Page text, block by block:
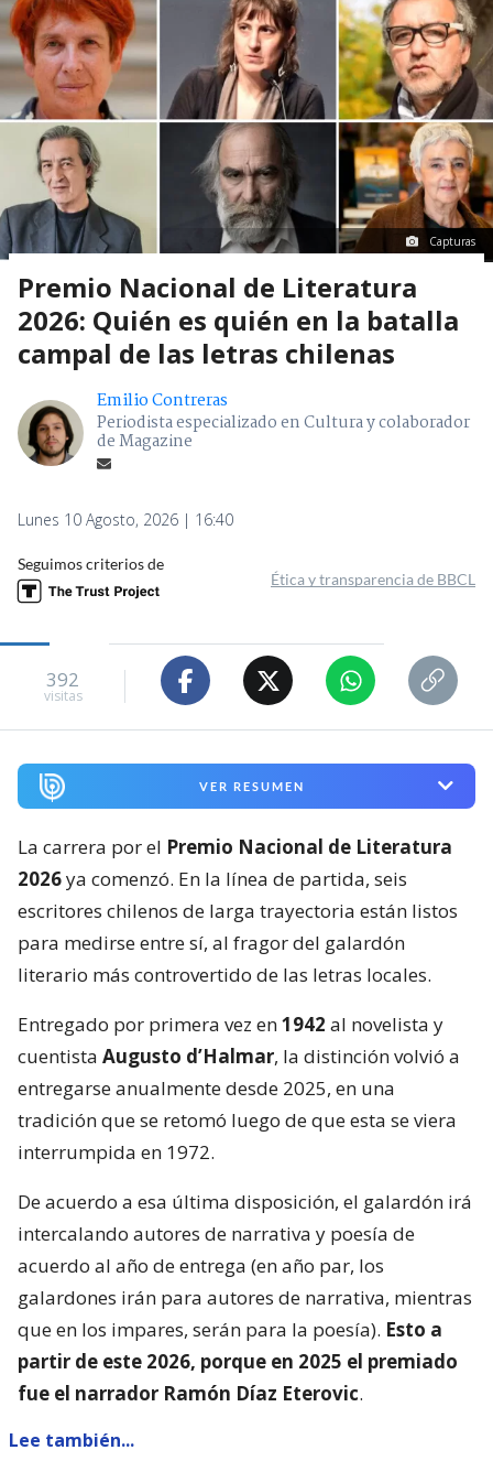
Capturas
Premio Nacional de Literatura
2026: Quién es quién en la batalla
campal de las letras chilenas
Emilio Contreras
Periodista especializado en Cultura y colaborador
de Magazine
Lunes 10 Agosto, 2026 | 16:40
Seguimos criterios de
Ética y transparencia de BBCL
392
visitas
VER RESUMEN
La carrera por el Premio Nacional de Literatura
2026ya comenzó. En la línea de partida, seis
escritores chilenos de larga trayectoria están listos
para medirse entre sí, al fragor del galardón
literario más controvertido de las letras locales.
Entregado por primera vez en1942 al novelista y
cuentista Augusto d’Halmar, la distinción volvió a
entregarse anualmente desde 2025, en una
tradición que se retomó luego de que esta se viera
interrumpida en 1972.
De acuerdo a esa última disposición, el galardón irá
intercalando autores de narrativa y poesía de
acuerdo al año de entrega (en año par, los
galardones irán para autores de narrativa, mientras
que en los impares, serán para la poesía). Esto a
partir de este 2026, porque en 2025 el premiado
fue el narrador Ramón Díaz Eterovic.
Lee también...